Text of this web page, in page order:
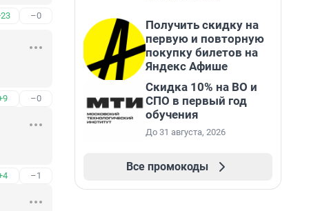
–0
–0
–1
Получить скидку на
первую и повторную
покупку билетов на
Яндекс Афише
Скидка 10% на ВО и
СПО в первый год
обучения
До 31 августа, 2026
Все промокоды